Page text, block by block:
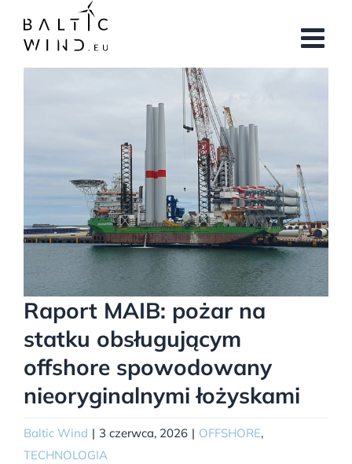
zawartości
Raport MAIB: pożar na
statku obsługującym
offshore spowodowany
nieoryginalnymi łożyskami
Baltic Wind | 3 czerwca, 2026 | OFFSHORE,
TECHNOLOGIA